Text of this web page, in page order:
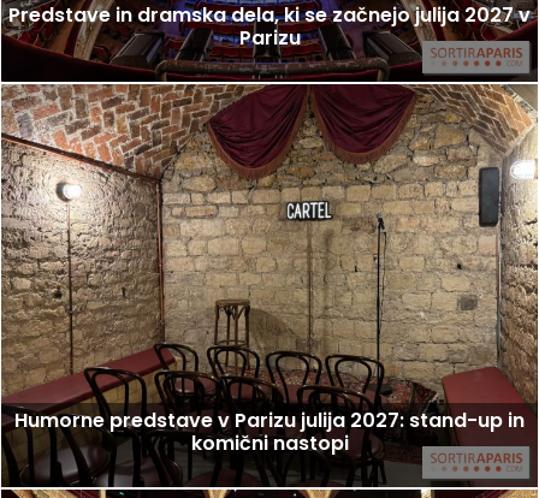
Predstave in dramska dela, ki se začnejo julija 2027 v
Parizu
Humorne predstave v Parizu julija 2027: stand-up in
komični nastopi